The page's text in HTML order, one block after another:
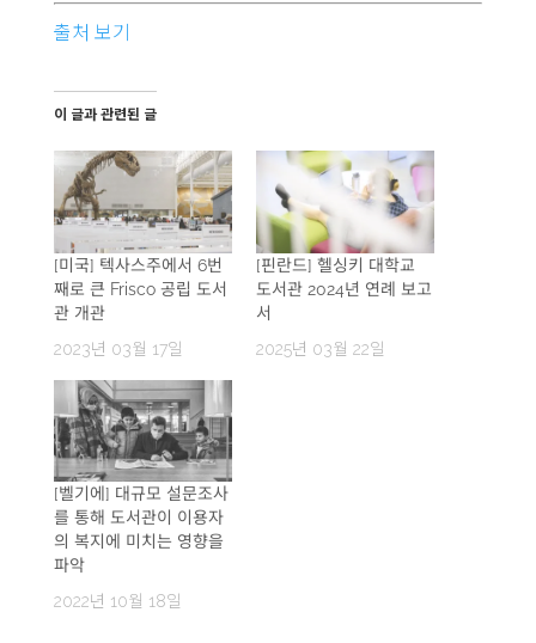
출처 보기
이 글과 관련된 글
[미국] 텍사스주에서 6번
째로 큰 Frisco 공립 도서
관 개관
2023년 03월 17일
[핀란드] 헬싱키 대학교
도서관 2024년 연례 보고
서
2025년 03월 22일
[벨기에] 대규모 설문조사
를 통해 도서관이 이용자
의 복지에 미치는 영향을
파악
2022년 10월 18일